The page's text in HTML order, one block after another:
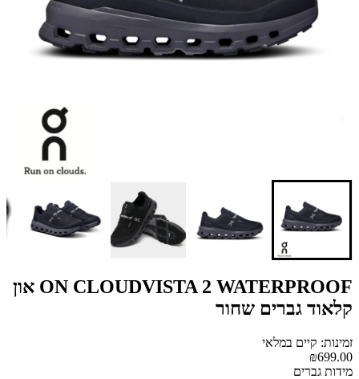
ON CLOUDVISTA 2 WATERPROOF און
קלאוד גברים שחור
זמינות: קיים במלאי
₪699.00
מידות גברים